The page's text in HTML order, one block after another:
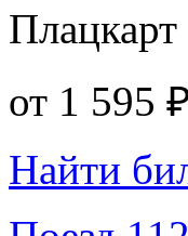
Плацкарт
от 1 595
Найти